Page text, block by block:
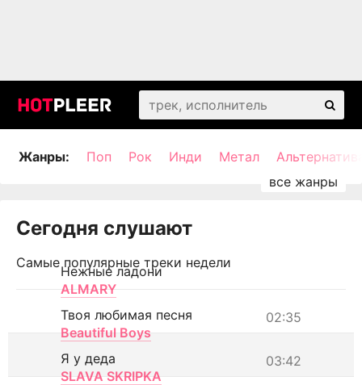
Жанры: Поп Рок Инди Метал
Сегодня слушают
Самые популярные треки недели
Нежные ладони
ALMARY
02:35
Твоя любимая песня
Beautiful Boys
03:42
Я у деда
SLAVA SKRIPKA